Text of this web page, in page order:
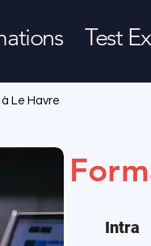
Test
Le Havre
Intra